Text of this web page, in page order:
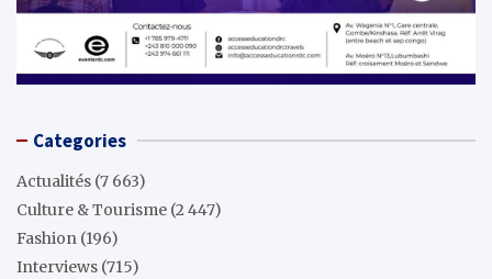
Categories
Actualités (7 663)
Culture & Tourisme (2 447)
Fashion (196)
Interviews (715)